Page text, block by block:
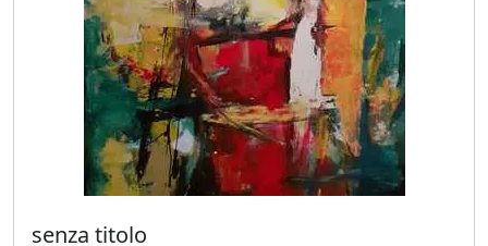
Giancarlo
Caneva
Silvia
Canton
senza titolo